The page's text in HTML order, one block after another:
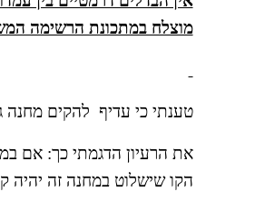
מוצלח במתכונת הרשימה
טענתי כי עדיף  להקים
הקו שישלוט במחנה זה יהיה קו ימני.